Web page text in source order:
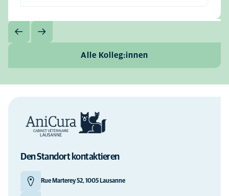
Alle Kolleg:innen
Den Standort kontaktieren
Rue Marterey 52, 1005 Lausanne